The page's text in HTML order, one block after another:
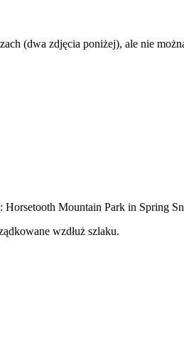
(dwa zdjęcia poniżej), ale nie
Horsetooth Mountain Park in Spring
wzdłuż szlaku.